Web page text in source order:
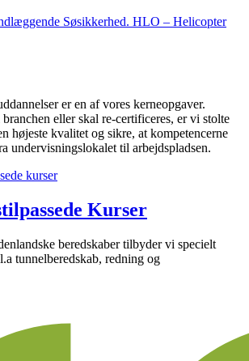
er en af vores kerneopgaver.
eller skal re-certificeres, er vi stolte
højeste kvalitet og sikre, at kompetencerne
undervisningslokalet til arbejdspladsen.
Kurser
beredskaber tilbyder vi specielt
tunnelberedskab, redning og